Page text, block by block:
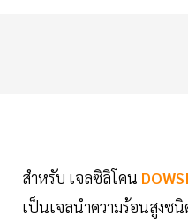
สำหรับ เจลซิลิโคน
เป็นเจลนำความร้อนสูงช